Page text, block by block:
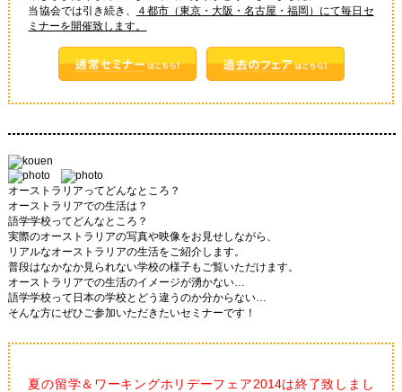
当協会では引き続き、
４都市（東京・大阪・名古屋・福岡）にて毎日セ
ミナーを開催致します。
オーストラリアってどんなところ？
オーストラリアでの生活は？
語学学校ってどんなところ？
実際のオーストラリアの写真や映像をお見せしながら、
リアルなオーストラリアの生活をご紹介します。
普段はなかなか見られない学校の様子もご覧いただけます。
オーストラリアでの生活のイメージが湧かない…
語学学校って日本の学校とどう違うのか分からない…
そんな方にぜひご参加いただきたいセミナーです！
夏の留学＆ワーキングホリデーフェア2014は終了致しまし